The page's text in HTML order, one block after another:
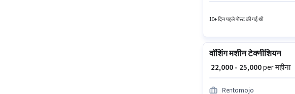
10+ दिन पहले पोस्ट की गई थी
वॉशिंग मशीन टेक्नीशियन
₹ 22,000 - 25,000per महीना
Rentomojo